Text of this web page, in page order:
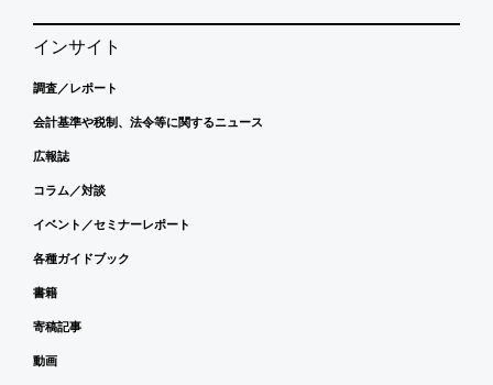
インサイト
調査／レポート
会計基準や税制、法令等に関するニュース
広報誌
コラム／対談
イベント／セミナーレポート
各種ガイドブック
書籍
寄稿記事
動画